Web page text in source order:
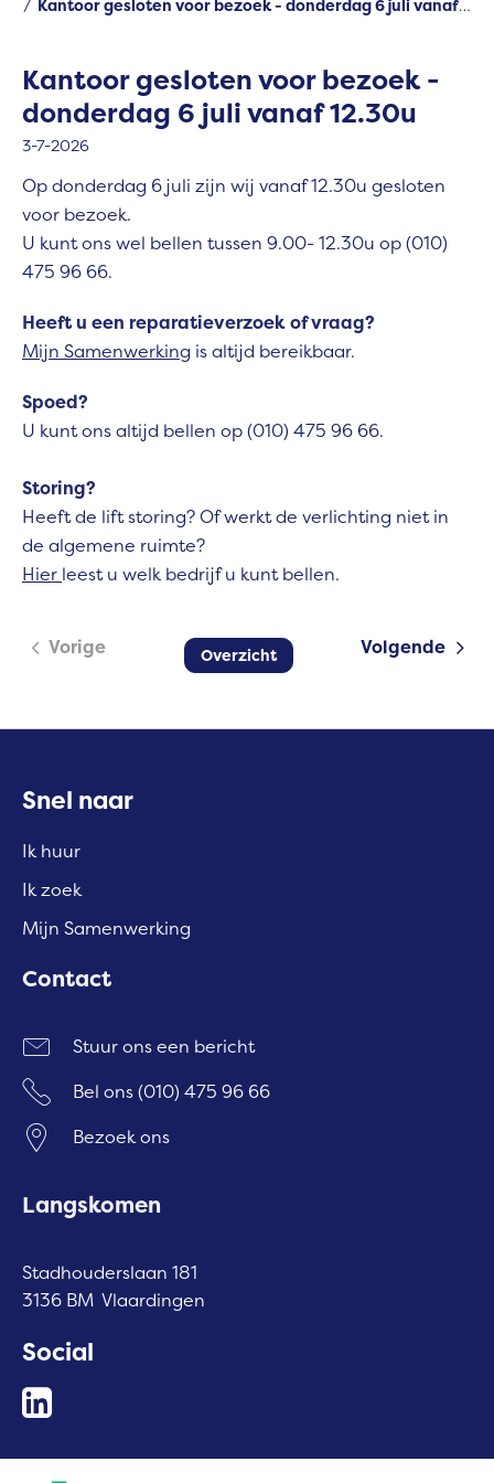
Kantoor gesloten voor bezoek - donderdag 6 juli vanaf 12.30u
Kantoor gesloten voor bezoek -
donderdag 6 juli vanaf 12.30u
3-7-2026
Op donderdag 6 juli zijn wij vanaf 12.30u gesloten
voor bezoek.
U kunt ons wel bellen tussen 9.00- 12.30u op(010)
475 96 66.
Heeft u een reparatieverzoek of vraag?
Mijn Samenwerking is altijd bereikbaar.
Spoed?
U kunt ons altijd bellen op(010) 475 96 66.
Storing?
Heeft de lift storing? Of werkt de verlichting niet in
de algemene ruimte?
Hier leest u welk bedrijf u kunt bellen.
Volgende
Overzicht
Vorige
Contactinformatie
Snel naar
Ik huur
Ik zoek
Mijn Samenwerking
Contact
Stuur ons een bericht
Bel ons(010) 475 96 66
Bezoek ons
Langskomen
Stadhouderslaan 181
3136 BM Vlaardingen
Social